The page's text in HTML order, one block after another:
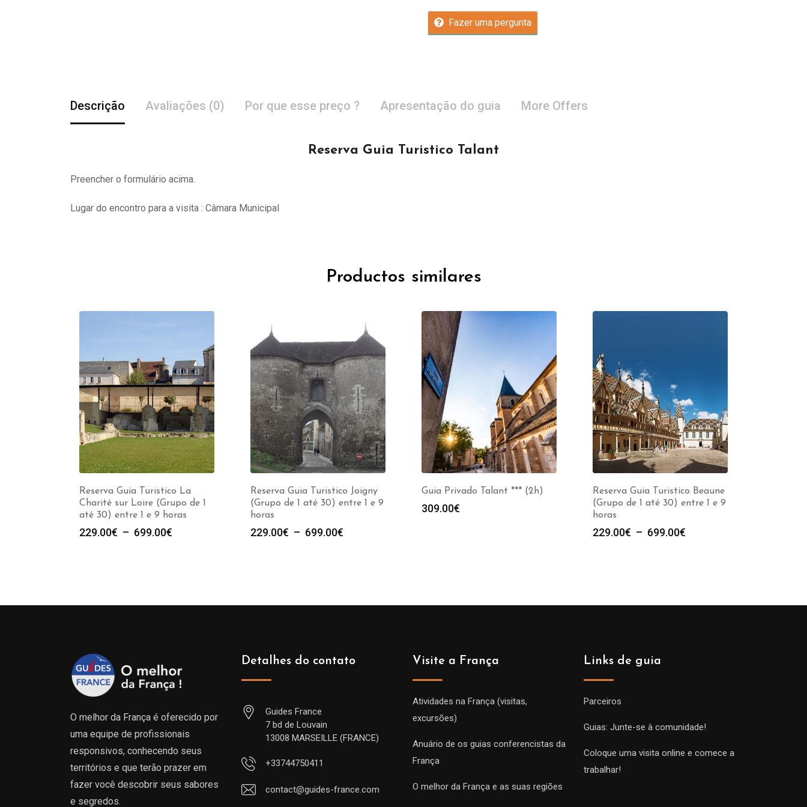
Fazer uma pergunta
Descrição Avaliações (0) Por que esse preço ? Apresentação do guia More Offers
Reserva Guia Turistico Talant
Preencher o formulário acima.
Lugar do encontro para a visita : Câmara Municipal
Productos similares
Reserva Guia Turistico La
Charité sur Loire (Grupo de 1
até 30) entre 1 e 9 horas
229.00€ – 699.00€
Reserva Guia Turistico Joigny
(Grupo de 1 até 30) entre 1 e 9
horas
229.00€ – 699.00€
Guia Privado Talant *** (2h)
309.00€
Reserva Guia Turistico Beaune
(Grupo de 1 até 30) entre 1 e 9
horas
229.00€ – 699.00€
O melhor da França é oferecido por
uma equipe de profissionais
responsivos, conhecendo seus
territórios e que terão prazer em
fazer você descobrir seus sabores
e segredos.
Detalhes do contato
Guides France
7 bd de Louvain
13008 MARSEILLE (FRANCE)
+33744750411
contact@guides-france.com
Visite a França
Atividades na França (visitas,
excursões)
Anuário de os guias conferencistas da
França
O melhor da França e as suas regiões
Links de guia
Parceiros
Guias: Junte-se à comunidade!
Coloque uma visita online e comece a
trabalhar!